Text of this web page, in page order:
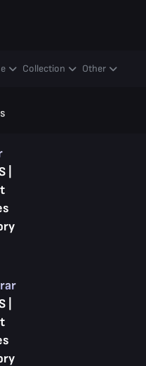
Collection Other
|
|